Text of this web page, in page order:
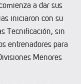
a dar sus
iniciaron con su
Tecnificación, sin
entrenadores para
Menores